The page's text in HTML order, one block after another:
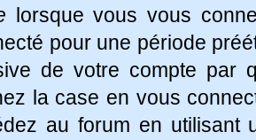
lorsque vous vous
pour une période
de votre compte par
la case en vous
au forum en utilisant